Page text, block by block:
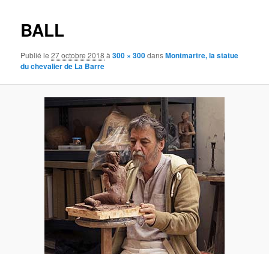
BALL
Publié le27 octobre 2018 à300 × 300dansMontmartre, la statue
du chevalier de La Barre